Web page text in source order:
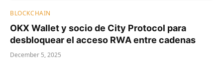
BLOCKCHAIN
OKX Wallet y socio de City Protocol para
desbloquear el acceso RWA entre cadenas
December 5, 2025